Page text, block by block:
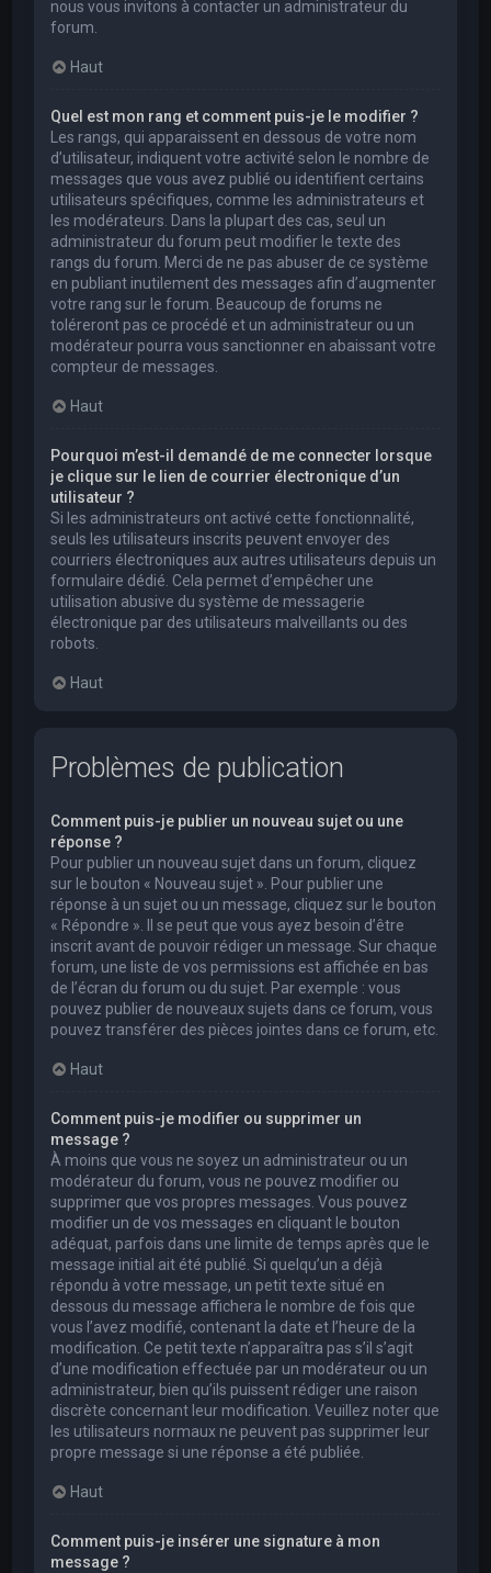
nous vous invitons à contacter un administrateur du
forum.
Haut
Quel est mon rang et comment puis-je le modifier ?
Les rangs, qui apparaissent en dessous de votre nom
d’utilisateur, indiquent votre activité selon le nombre de
messages que vous avez publié ou identifient certains
utilisateurs spécifiques, comme les administrateurs et
les modérateurs. Dans la plupart des cas, seul un
administrateur du forum peut modifier le texte des
rangs du forum. Merci de ne pas abuser de ce système
en publiant inutilement des messages afin d’augmenter
votre rang sur le forum. Beaucoup de forums ne
toléreront pas ce procédé et un administrateur ou un
modérateur pourra vous sanctionner en abaissant votre
compteur de messages.
Haut
Pourquoi m’est-il demandé de me connecter lorsque
je clique sur le lien de courrier électronique d’un
utilisateur ?
Si les administrateurs ont activé cette fonctionnalité,
seuls les utilisateurs inscrits peuvent envoyer des
courriers électroniques aux autres utilisateurs depuis un
formulaire dédié. Cela permet d’empêcher une
utilisation abusive du système de messagerie
électronique par des utilisateurs malveillants ou des
robots.
Haut
Problèmes de publication
Comment puis-je publier un nouveau sujet ou une
réponse ?
Pour publier un nouveau sujet dans un forum, cliquez
sur le bouton « Nouveau sujet ». Pour publier une
réponse à un sujet ou un message, cliquez sur le bouton
« Répondre ». Il se peut que vous ayez besoin d’être
inscrit avant de pouvoir rédiger un message. Sur chaque
forum, une liste de vos permissions est affichée en bas
de l’écran du forum ou du sujet. Par exemple : vous
pouvez publier de nouveaux sujets dans ce forum, vous
pouvez transférer des pièces jointes dans ce forum, etc.
Haut
Comment puis-je modifier ou supprimer un
message ?
À moins que vous ne soyez un administrateur ou un
modérateur du forum, vous ne pouvez modifier ou
supprimer que vos propres messages. Vous pouvez
modifier un de vos messages en cliquant le bouton
adéquat, parfois dans une limite de temps après que le
message initial ait été publié. Si quelqu’un a déjà
répondu à votre message, un petit texte situé en
dessous du message affichera le nombre de fois que
vous l’avez modifié, contenant la date et l’heure de la
modification. Ce petit texte n’apparaîtra pas s’il s’agit
d’une modification effectuée par un modérateur ou un
administrateur, bien qu’ils puissent rédiger une raison
discrète concernant leur modification. Veuillez noter que
les utilisateurs normaux ne peuvent pas supprimer leur
propre message si une réponse a été publiée.
Haut
Comment puis-je insérer une signature à mon
message ?